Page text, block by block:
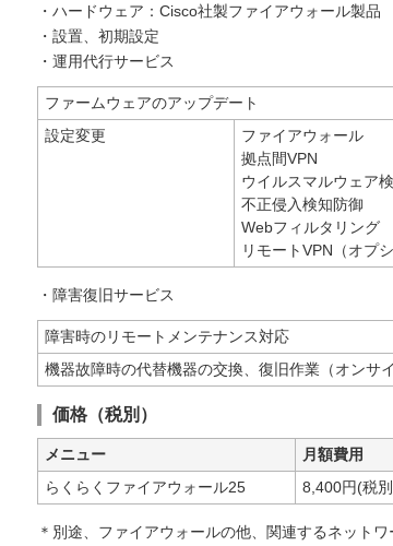
・ハードウェア：Cisco社製ファイアウォール製品
・設置、初期設定
・運用代行サービス
ファームウェアのアップデート
設定変更
ファイアウォール
拠点間VPN
ウイルスマルウェア
不正侵入検知防御
Webフィルタリング
リモートVPN（オプシ
・障害復旧サービス
障害時のリモートメンテナンス対応
機器故障時の代替機器の交換、復旧作業（オンサイ
価格（税別）
メニュー 月額費用
らくらくファイアウォール25
8,400円(税
＊別途、ファイアウォールの他、関連するネット